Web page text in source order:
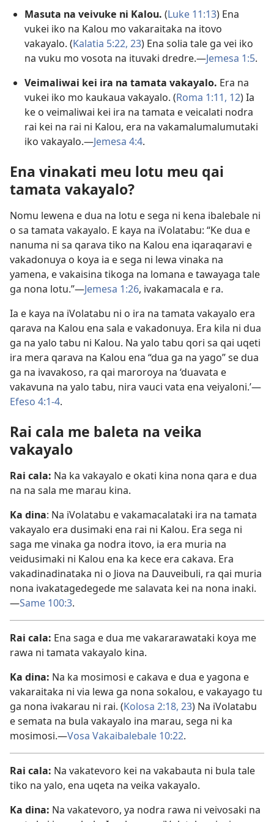
Masuta na veivuke ni Kalou. (Luke 11:13) Ena
vukei iko na Kalou mo vakaraitaka na itovo
vakayalo. (Kalatia 5:22, 23) Ena solia tale ga vei iko
na vuku mo vosota na ituvaki dredre.—Jemesa 1:5.
Veimaliwai kei ira na tamata vakayalo. Era na
vukei iko mo kaukaua vakayalo. (Roma 1:11, 12) Ia
ke o veimaliwai kei ira na tamata e veicalati nodra
rai kei na rai ni Kalou, era na vakamalumalumutaki
iko vakayalo.—Jemesa 4:4.
Ena vinakati meu lotu meu qai
tamata vakayalo?
Nomu lewena e dua na lotu e sega ni kena ibalebale ni
o sa tamata vakayalo. E kaya na iVolatabu: “Ke dua e
nanuma ni sa qarava tiko na Kalou ena iqaraqaravi e
vakadonuya o koya ia e sega ni lewa vinaka na
yamena, e vakaisina tikoga na lomana e tawayaga tale
ga nona lotu.”—Jemesa 1:26, ivakamacala e ra.
Ia e kaya na iVolatabu ni o ira na tamata vakayalo era
qarava na Kalou ena sala e vakadonuya. Era kila ni dua
ga na yalo tabu ni Kalou. Na yalo tabu qori sa qai uqeti
ira mera qarava na Kalou ena “dua ga na yago” se dua
ga na ivavakoso, ra qai maroroya na ‘duavata e
vakavuna na yalo tabu, nira vauci vata ena veiyaloni.’—
Efeso 4:1-4.
Rai cala me baleta na veika
vakayalo
Rai cala: Na ka vakayalo e okati kina nona qara e dua
na na sala me marau kina.
Ka dina: Na iVolatabu e vakamacalataki ira na tamata
vakayalo era dusimaki ena rai ni Kalou. Era sega ni
saga me vinaka ga nodra itovo, ia era muria na
veidusimaki ni Kalou ena ka kece era cakava. Era
vakadinadinataka ni o Jiova na Dauveibuli, ra qai muria
nona ivakatagedegede me salavata kei na nona inaki.
—Same 100:3.
Rai cala: Ena saga e dua me vakararawataki koya me
rawa ni tamata vakayalo kina.
Ka dina: Na ka mosimosi e cakava e dua e yagona e
vakaraitaka ni via lewa ga nona sokalou, e vakayago tu
ga nona ivakarau ni rai. (Kolosa 2:18, 23) Na iVolatabu
e semata na bula vakayalo ina marau, sega ni ka
mosimosi.—Vosa Vakaibalebale 10:22.
Rai cala: Na vakatevoro kei na vakabauta ni bula tale
tiko na yalo, ena uqeta na veika vakayalo.
Ka dina: Na vakatevoro, ya nodra rawa ni veivosaki na